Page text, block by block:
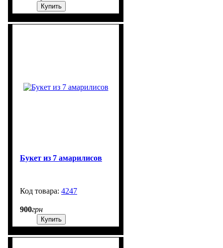
Купить
Букет из 7 амарилисов
4247
900грн
Купить